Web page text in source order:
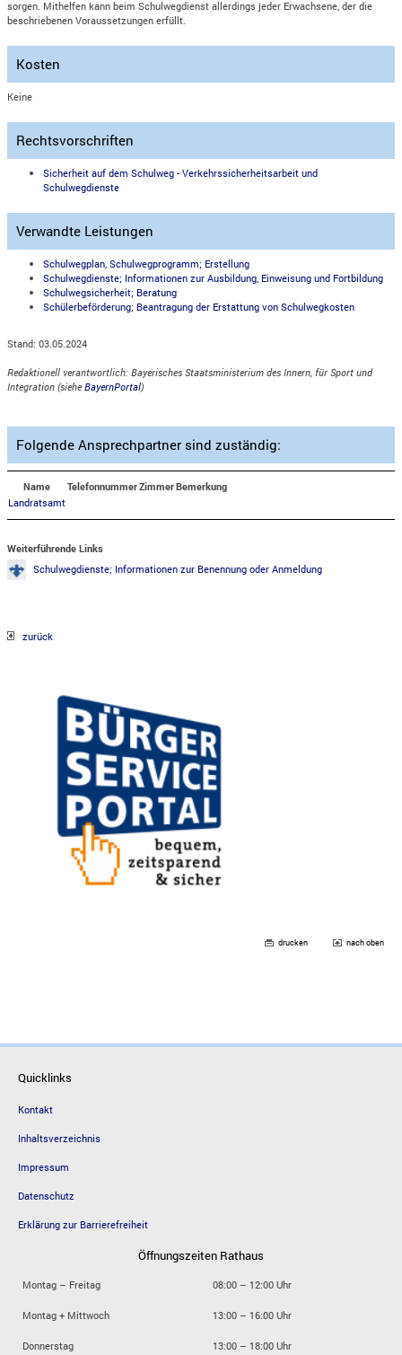
sorgen. Mithelfen kann beim Schulwegdienst allerdings jeder Erwachsene, der die
beschriebenen Voraussetzungen erfüllt.
Kosten
Keine
Rechtsvorschriften
Sicherheit auf dem Schulweg - Verkehrssicherheitsarbeit und
Schulwegdienste
Verwandte Leistungen
Schulwegplan, Schulwegprogramm; Erstellung
Schulwegdienste; Informationen zur Ausbildung, Einweisung und Fortbildung
Schulwegsicherheit; Beratung
Schülerbeförderung; Beantragung der Erstattung von Schulwegkosten
Stand: 03.05.2024
Redaktionell verantwortlich: Bayerisches Staatsministerium des Innern, für Sport und
Integration (sieheBayernPortal)
Folgende Ansprechpartner sind zuständig:
Name TelefonnummerZimmerBemerkung
Landratsamt
Weiterführende Links
Schulwegdienste; Informationen zur Benennung oder Anmeldung
zurück
drucken nach oben
Quicklinks
Kontakt
Inhaltsverzeichnis
Impressum
Datenschutz
Erklärung zur Barrierefreiheit
Öffnungszeiten Rathaus
Montag – Freitag 08:00 – 12:00 Uhr
Montag + Mittwoch 13:00 – 16:00 Uhr
Donnerstag 13:00 – 18:00 Uhr